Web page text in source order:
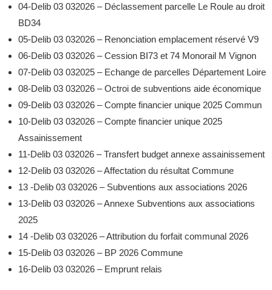
04-Delib 03 032026 – Déclassement parcelle Le Roule au droit
BD34
05-Delib 03 032026 – Renonciation emplacement réservé V9
06-Delib 03 032026 – Cession BI73 et 74 Monorail M Vignon
07-Delib 03 032025 – Echange de parcelles Département Loire
08-Delib 03 032026 – Octroi de subventions aide économique
09-Delib 03 032026 – Compte financier unique 2025 Commun
10-Delib 03 032026 – Compte financier unique 2025
Assainissement
11-Delib 03 032026 – Transfert budget annexe assainissement
12-Delib 03 032026 – Affectation du résultat Commune
13 -Delib 03 032026 – Subventions aux associations 2026
13-Delib 03 032026 – Annexe Subventions aux associations
2025
14 -Delib 03 032026 – Attribution du forfait communal 2026
15-Delib 03 032026 – BP 2026 Commune
16-Delib 03 032026 – Emprunt relais